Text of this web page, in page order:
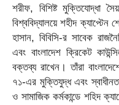
শরীফ, বিশিষ্ট মুক্তিযোদ্ধা
বিশ্ববিদ্যালয়েশহীদ ক্যাপ্টেন
হাসান, বিবিসি-রসাবেক
এবং বাংলাদেশ ক্রিকেট
বক্তব্য রাখেন। তাঁরা
৭১-এর মুক্তিযুদ্ধ এবং
ও সামাজিক কর্মকান্ডে শহিদ